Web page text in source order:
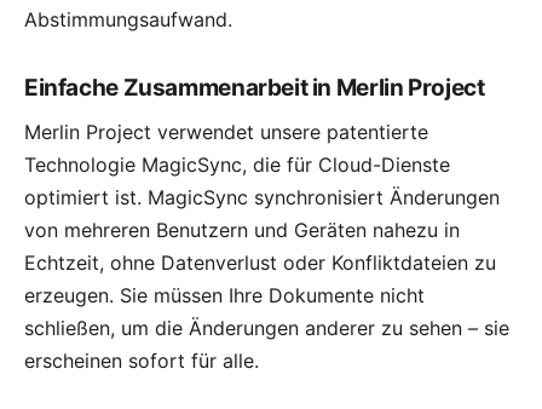
Abstimmungsaufwand.
Einfache Zusammenarbeit in Merlin Project
Merlin Project verwendet unsere patentierte
Technologie MagicSync, die für Cloud-Dienste
optimiert ist. MagicSync synchronisiert Änderungen
von mehreren Benutzern und Geräten nahezu in
Echtzeit, ohne Datenverlust oder Konfliktdateien zu
erzeugen. Sie müssen Ihre Dokumente nicht
schließen, um die Änderungen anderer zu sehen – sie
erscheinen sofort für alle.